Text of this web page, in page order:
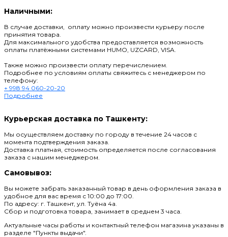
Наличными:
В случае доставки, оплату можно произвести курьеру после
принятия товара.
Для максимального удобства предоставляется возможность
оплаты платёжными системами HUMO, UZCARD, VISA.
Также можно произвести оплату перечислением.
Подробнее по условиям оплаты свяжитесь с менеджером по
телефону:
+ 998 94 060-20-20
Подробнее
Курьерская доставка по Ташкенту:
Мы осуществляем доставку по городу в течение 24 часов с
момента подтверждения заказа.
Доставка платная, стоимость определяется после согласования
заказа с нашим менеджером.
Самовывоз:
Вы можете забрать заказанный товар в день оформления заказа в
удобное для вас время с 10:00 до 17:00.
По адресу: г. Ташкент, ул. Туёна 4а.
Сбор и подготовка товара, занимает в среднем 3 часа.
Актуальные часы работы и контактный телефон магазина указаны в
разделе "Пункты выдачи".